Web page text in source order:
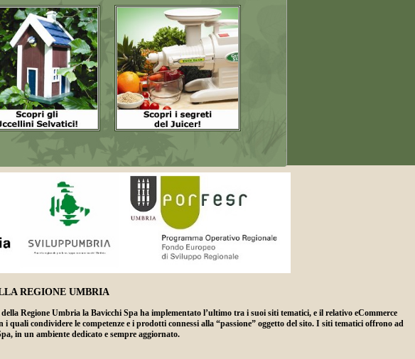
REGIONE UMBRIA
Regione Umbria la Bavicchi Spa ha implementato l’ultimo tra i suoi siti tematici, e il relativo eCommerce
condividere le competenze e i prodotti connessi alla “passione” oggetto del sito. I siti tematici offrono ad
in un ambiente dedicato e sempre aggiornato.